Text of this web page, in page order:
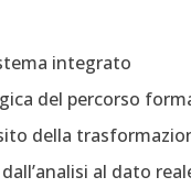
integrato
del percorso
della
al dato